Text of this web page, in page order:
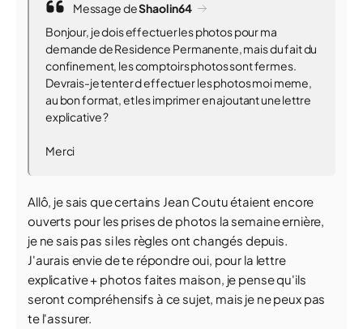
Message deShaolin64
Bonjour, je dois effectuer les photos pour ma
demande de Residence Permanente, mais du fait du
confinement, les comptoirs photos sont fermes.
Devrais-je tenter d effectuer les photos moi meme,
au bon format, et les imprimer en ajoutant une lettre
explicative ?
Merci
Allô, je sais que certains Jean Coutu étaient encore
ouverts pour les prises de photos la semaine ernière,
je ne sais pas si les règles ont changés depuis.
J'aurais envie de te répondre oui, pour la lettre
explicative + photos faites maison, je pense qu'ils
seront compréhensifs à ce sujet, mais je ne peux pas
te l'assurer.